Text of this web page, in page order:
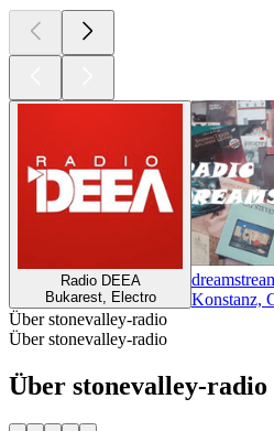
Radio DEEA
Bukarest, Electro
Konstanz,
Über stonevalley-radio
Über stonevalley-radio
Über stonevalley-radio